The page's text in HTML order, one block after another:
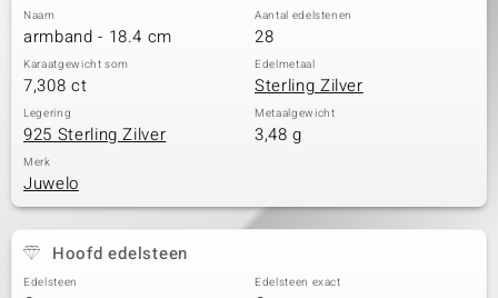
Naam
armband - 18.4 cm
Aantal edelstenen
28
Karaatgewicht som
7,308 ct
Edelmetaal
Sterling Zilver
Legering
925 Sterling Zilver
Metaalgewicht
3,48 g
Merk
Juwelo
Hoofd edelsteen
Edelsteen Edelsteen exact